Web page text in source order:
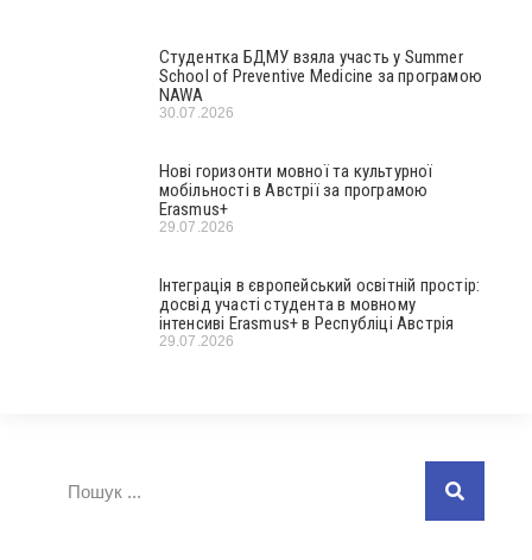
Студентка БДМУ взяла участь у Summer
School of Preventive Medicine за програмою
NAWA
30.07.2026
Нові горизонти мовної та культурної
мобільності в Австрії за програмою
Erasmus+
29.07.2026
Інтеграція в європейський освітній простір:
досвід участі студента в мовному
інтенсиві Erasmus+ в Республіці Австрія
29.07.2026